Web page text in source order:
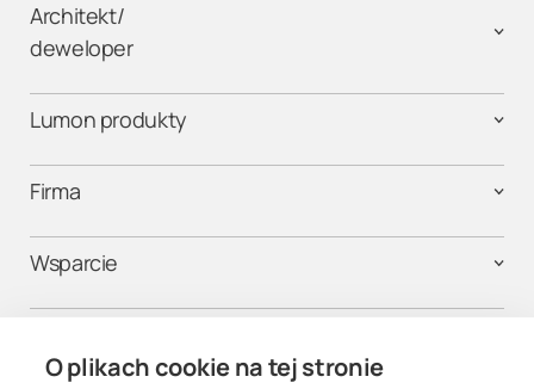
O plikach cookie na tej stronie
Architekt/
deweloper
Lumon produkty
Firma
Wsparcie